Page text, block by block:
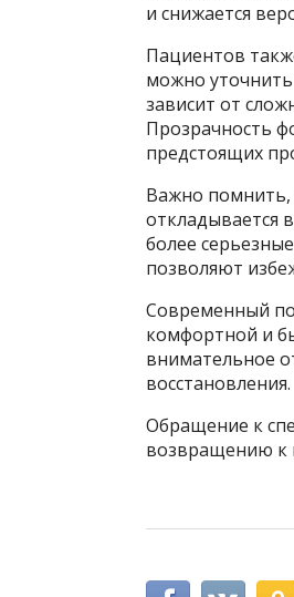
и снижается
Пациентов
можно
зависит от
Прозрачность
предстоящих
Важно помнить,
откладывается
более
позволяют
Современный
комфортной и
внимательное
восстановления.
Обращение к
возвращению к